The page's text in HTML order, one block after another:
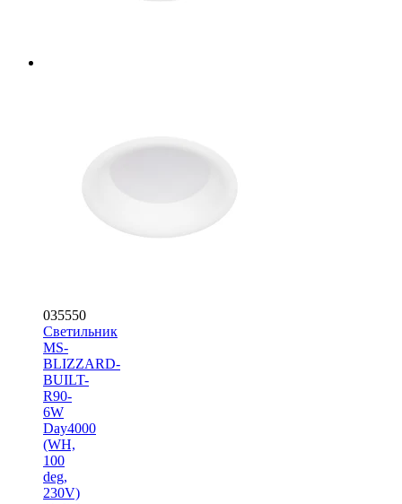
035550
Светильник
MS-
BLIZZARD-
BUILT-
R90-
6W
Day4000
(WH,
100
deg,
230V)